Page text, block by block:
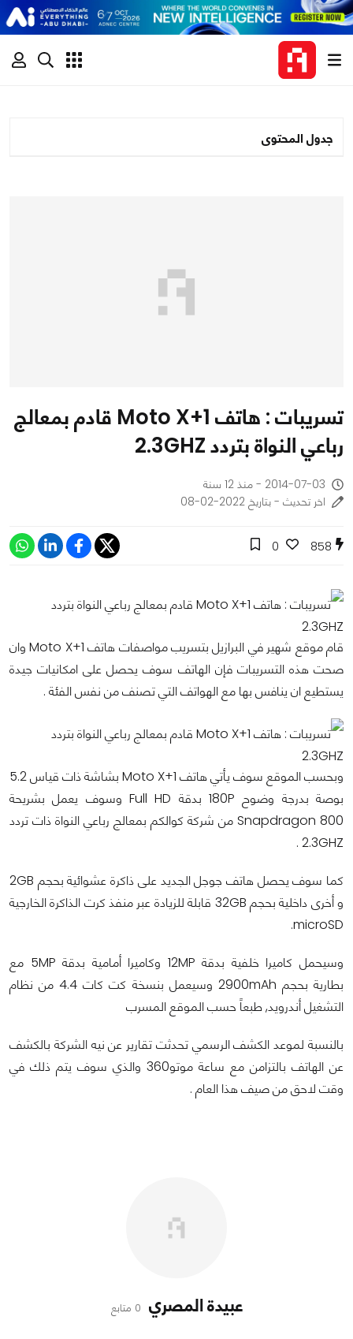
جدول المحتوى
تسريبات : هاتف Moto X+1 قادم بمعالج
رباعي النواة بتردد 2.3GHZ
2014-07-03 - منذ 12 سنة
اخر تحديث - بتاريخ 2022-02-08
858
0
قام موقع شهير في البرازيل بتسريب مواصفات هاتف Moto X+1 وان
صحت هذه التسريبات فإن الهاتف سوف يحصل على امكانيات جيدة
يستطيع ان ينافس بها مع الهواتف التي تصنف من نفس الفئة .
وبحسب الموقع سوف يأتي هاتف Moto X+1 بشاشة ذات قياس 5.2
بوصة بدرجة وضوح 180P بدقة Full HD وسوف يعمل بشريحة
Snapdragon 800 من شركة كوالكم بمعالج رباعي النواة ذات تردد
2.3GHZ .
كما سوف يحصل هاتف جوجل الجديد على ذاكرة عشوائية بحجم 2GB
و أخرى داخلية بحجم 32GB قابلة للزيادة عبر منفذ كرت الذاكرة الخارجية
microSD.
وسيحمل كاميرا خلفية بدقة 12MP وكاميرا أمامية بدقة 5MP مع
بطارية بحجم 2900mAh وسيعمل بنسخة كت كات 4.4 من نظام
التشغيل أندرويد, طبعاً حسب الموقع المسرب
بالنسبة لموعد الكشف الرسمي تحدثت تقارير عن نيه الشركة بالكشف
عن الهاتف بالتزامن مع ساعة موتو360 والذي سوف يتم ذلك في
وقت لاحق من صيف هذا العام .
عبيدة المصري 0 متابع